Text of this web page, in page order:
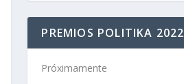
PREMIOS POLITIKA 2022
Próximamente